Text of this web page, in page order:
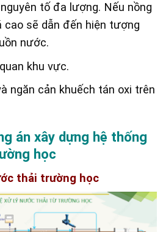
tố đa lượng. Nếu nồng
cao sẽ dẫn đến hiện tượng
nước.
khu vực.
ngăn cản khuếch tán oxi trên
án xây dựng hệ thống
học
thải trường học